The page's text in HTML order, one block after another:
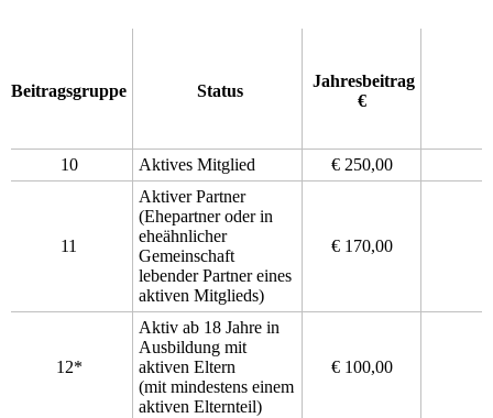
Beitragsgruppe Status
Jahresbeitrag
€
10 Aktives Mitglied € 250,00
11
Aktiver Partner
(Ehepartner oder in
eheähnlicher
Gemeinschaft
lebender Partner eines
aktiven Mitglieds)
€ 170,00
12*
Aktiv ab 18 Jahre in
Ausbildung mit
aktiven Eltern
(mit mindestens einem
aktiven Elternteil)
€ 100,00